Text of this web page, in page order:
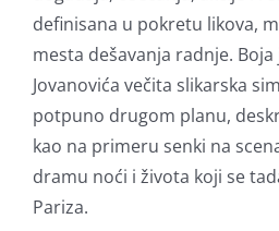
definisana u pokretu likova,
mesta dešavanja radnje.
Jovanovića večita slikarska
potpuno drugom planu,
kao na primeru senki na
dramu noći i života koji se
Pariza.